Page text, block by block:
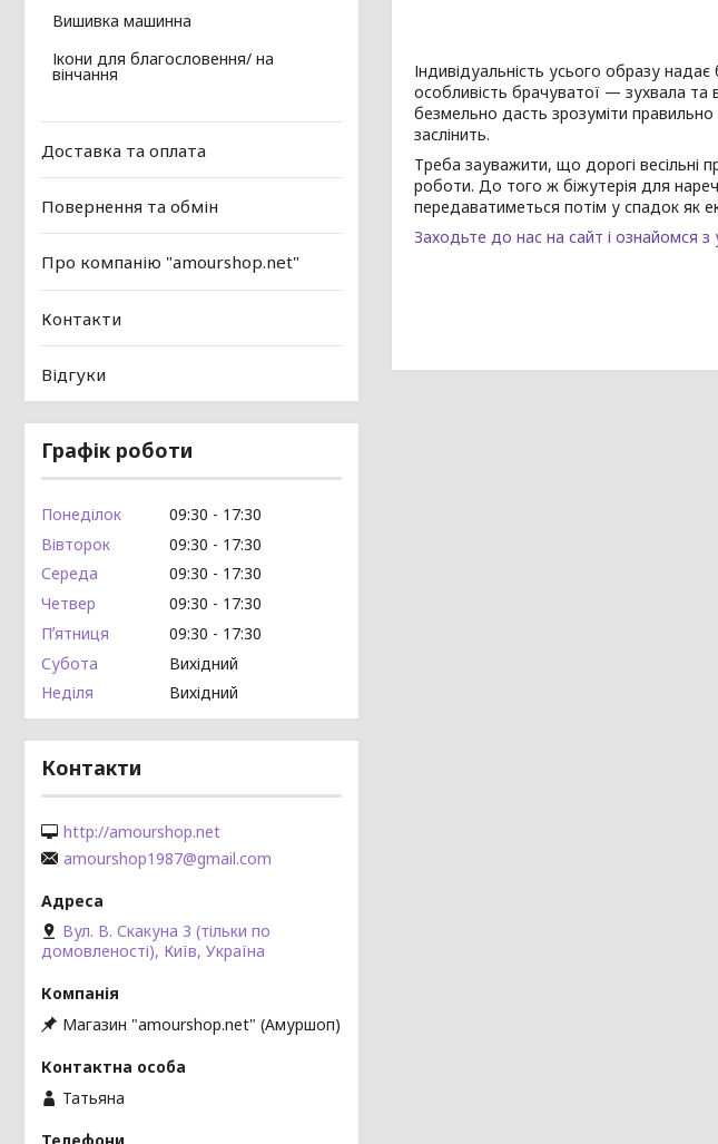
Індивідуальність усього образу
особливість брачуватої — зухвала
безмельно дасть зрозуміти правильно
заслінить.
Треба зауважити, що дорогі весільні
роботи. До того ж біжутерія для
передаватиметься потім у спадок як
Заходьте до нас на сайт і ознайомся
Вишивка машинна
Ікони для благословення/ на
вінчання
Доставка та оплата
Повернення та обмін
Про компанію "amourshop.net"
Контакти
Відгуки
Графік роботи
Понеділок 09:30
17:30
Вівторок
09:30
17:30
Середа
09:30
17:30
Четвер
09:30
17:30
Пʼятниця
09:30
17:30
Субота
Вихідний
Неділя
Вихідний
Контакти
http://amourshop.net
amourshop1987@gmail.com
Вул. В. Скакуна 3 (тільки по
домовленості), Київ, Україна
Магазин "amourshop.net" (Амуршоп)
Татьяна